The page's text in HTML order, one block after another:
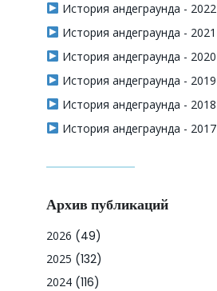
История андеграунда - 2022
История андеграунда - 2021
История андеграунда - 2020
История андеграунда - 2019
История андеграунда - 2018
История андеграунда - 2017
Архив публикаций
2026 (49)
2025 (132)
2024 (116)